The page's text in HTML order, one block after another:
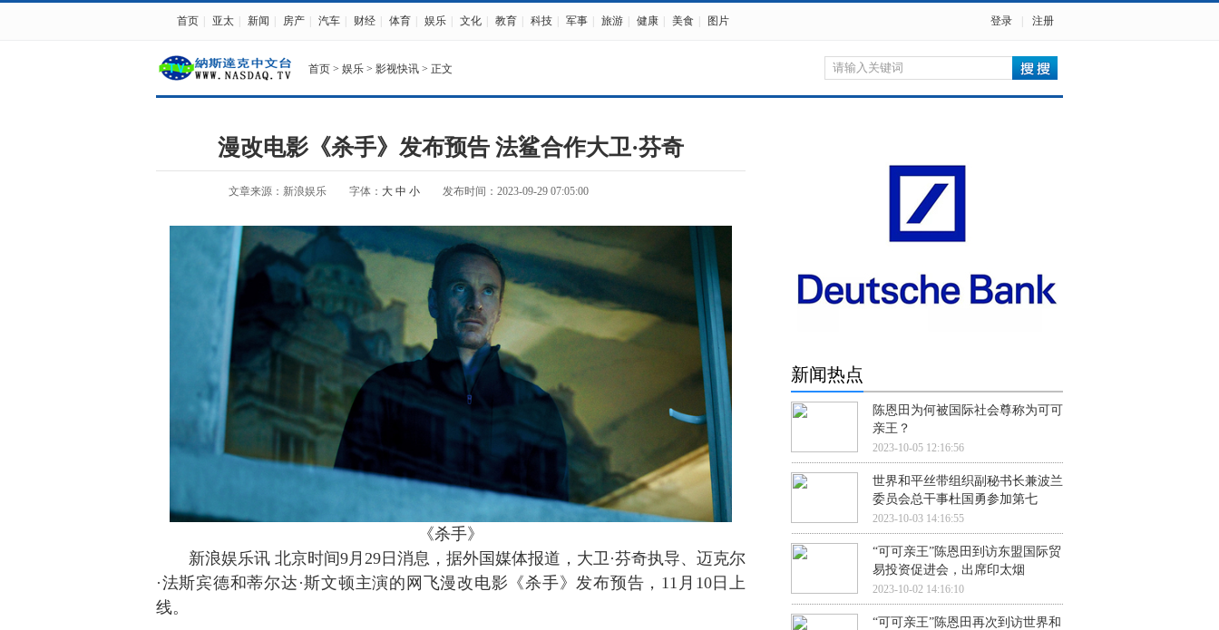
首页 亚太 新闻 房产 汽车 财经 体育 娱乐 文化 教育 科技 军事 旅游 健康 美食 图片 登录 注册
首页 > 娱乐 > 影视快讯 > 正文
漫改电影《杀手》发布预告 法鲨合作大卫·芬奇
文章来源：新浪娱乐 字体： 大 中 小 发布时间：2023-09-29 07:05:00
《杀手》
新浪娱乐讯 北京时间9月29日消息，据外国媒体报道，大卫·芬奇执导、迈克尔
·法斯宾德和蒂尔达·斯文顿主演的网飞漫改电影《杀手》发布预告，11月10日上
线。
新闻热点
陈恩田为何被国际社会尊称为可可
亲王？
2023-10-05 12:16:56
世界和平丝带组织副秘书长兼波兰
委员会总干事杜国勇参加第七
2023-10-03 14:16:55
“可可亲王”陈恩田到访东盟国际贸
易投资促进会，出席印太烟
2023-10-02 14:16:10
“可可亲王”陈恩田再次到访世界和